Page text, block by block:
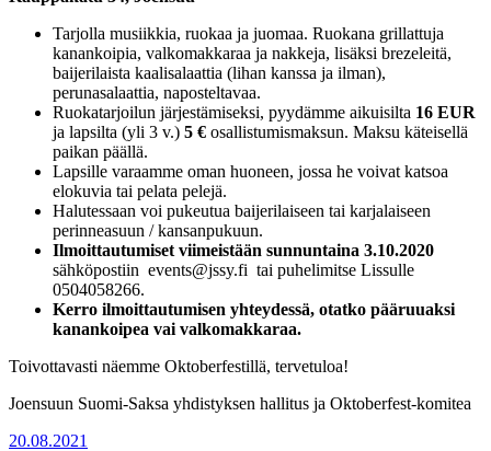
Tarjolla musiikkia, ruokaa ja juomaa. Ruokana grillattuja
kanankoipia, valkomakkaraa ja nakkeja, lisäksi brezeleitä,
baijerilaista kaalisalaattia (lihan kanssa ja ilman),
perunasalaattia, naposteltavaa.
Ruokatarjoilun järjestämiseksi, pyydämme aikuisilta 16 EUR
ja lapsilta (yli 3 v.) 5 € osallistumismaksun. Maksu käteisellä
paikan päällä.
Lapsille varaamme oman huoneen, jossa he voivat katsoa
elokuvia tai pelata pelejä.
Halutessaan voi pukeutua baijerilaiseen tai karjalaiseen
perinneasuun / kansanpukuun.
Ilmoittautumiset viimeistään sunnuntaina 3.10.2020
sähköpostiin events@jssy.fi tai puhelimitse Lissulle
0504058266.
Kerro ilmoittautumisen yhteydessä, otatko pääruuaksi
kanankoipea vai valkomakkaraa.
Toivottavasti näemme Oktoberfestillä, tervetuloa!
Joensuun Suomi-Saksa yhdistyksen hallitus ja Oktoberfest-komitea
Julkaistu
20.08.2021